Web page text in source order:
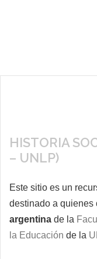
HISTORIA
– UNLP)
Este sitio es un
destinado a quienes
argentina de la
la Educación de la